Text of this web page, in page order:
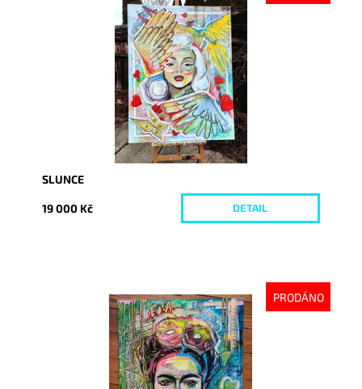
Vyprodáno
5838
SLUNCE
19 000 Kč DETAIL
PRODÁNO
Vyprodáno
6100